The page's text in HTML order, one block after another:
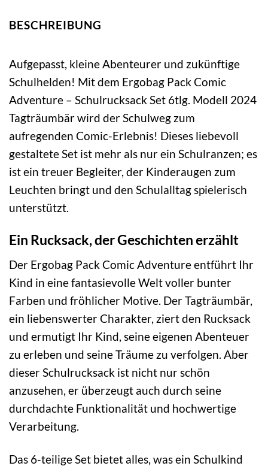
BESCHREIBUNG
Aufgepasst, kleine Abenteurer und zukünftige
Schulhelden! Mit dem Ergobag Pack Comic
Adventure – Schulrucksack Set 6tlg. Modell 2024
Tagträumbär wird der Schulweg zum
aufregenden Comic-Erlebnis! Dieses liebevoll
gestaltete Set ist mehr als nur ein Schulranzen; es
ist ein treuer Begleiter, der Kinderaugen zum
Leuchten bringt und den Schulalltag spielerisch
unterstützt.
Ein Rucksack, der Geschichten erzählt
Der Ergobag Pack Comic Adventure entführt Ihr
Kind in eine fantasievolle Welt voller bunter
Farben und fröhlicher Motive. Der Tagträumbär,
ein liebenswerter Charakter, ziert den Rucksack
und ermutigt Ihr Kind, seine eigenen Abenteuer
zu erleben und seine Träume zu verfolgen. Aber
dieser Schulrucksack ist nicht nur schön
anzusehen, er überzeugt auch durch seine
durchdachte Funktionalität und hochwertige
Verarbeitung.
Das 6-teilige Set bietet alles, was ein Schulkind